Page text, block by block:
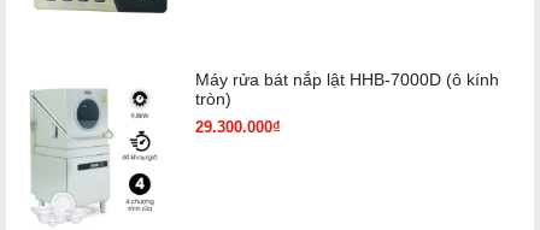
Máy rửa bát nắp lật HHB-7000D (ô kính
tròn)
29.300.000₫